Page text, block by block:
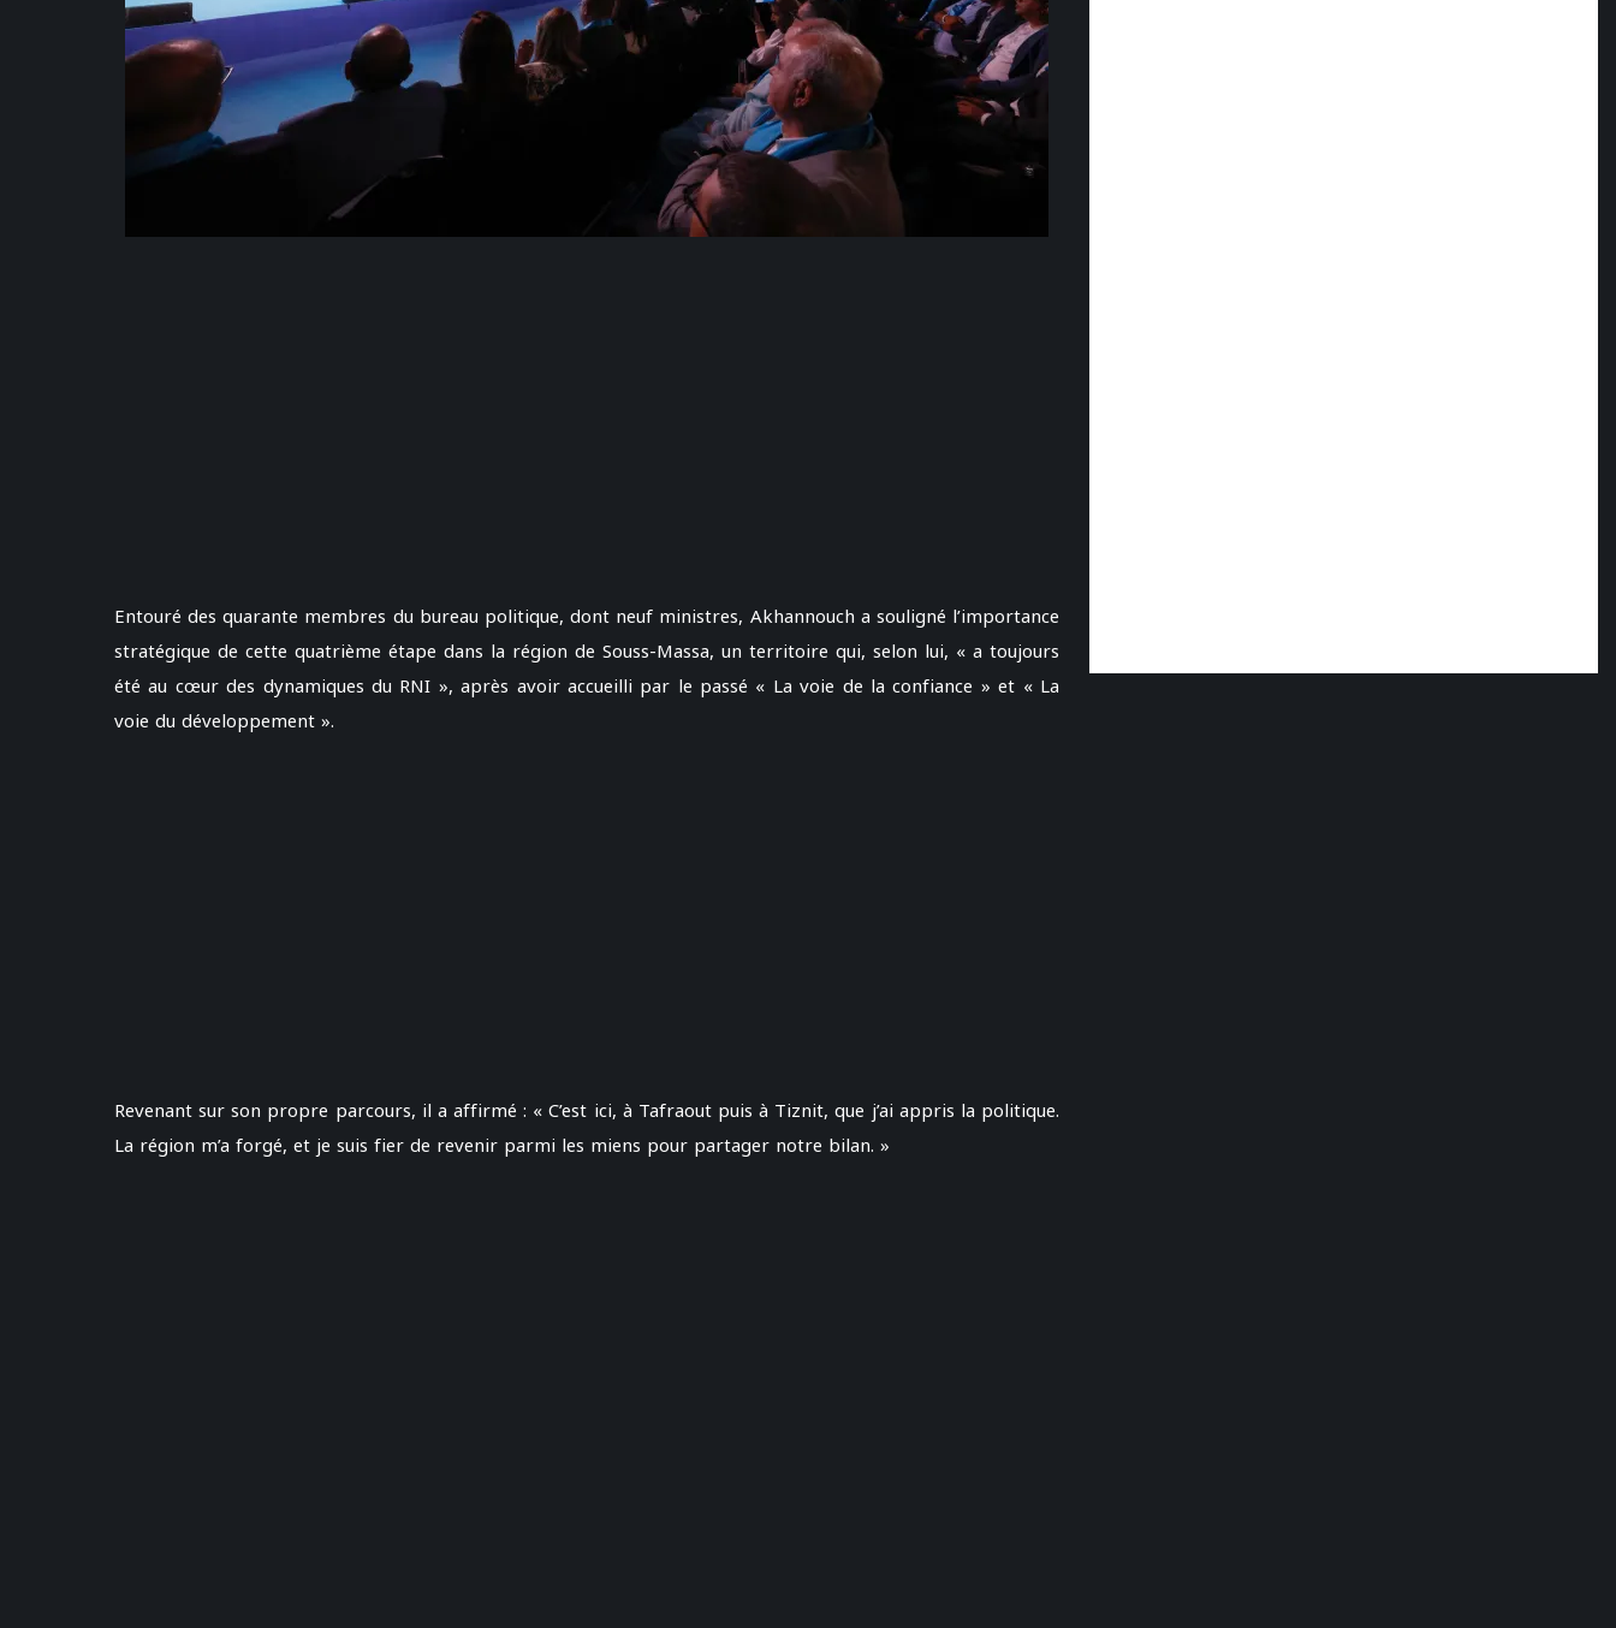
Entouré des quarante membres du bureau politique, dont neuf ministres, Akhannouch a souligné l’importance
stratégique de cette quatrième étape dans la région de Souss-Massa, un territoire qui, selon lui, « a toujours
été au cœur des dynamiques du RNI », après avoir accueilli par le passé « La voie de la confiance » et « La
voie du développement ».
Revenant sur son propre parcours, il a affirmé : « C’est ici, à Tafraout puis à Tiznit, que j’ai appris la politique.
La région m’a forgé, et je suis fier de revenir parmi les miens pour partager notre bilan. »